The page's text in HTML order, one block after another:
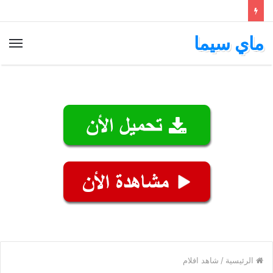
ماي سيما
الرئيسية / شاهد افلام